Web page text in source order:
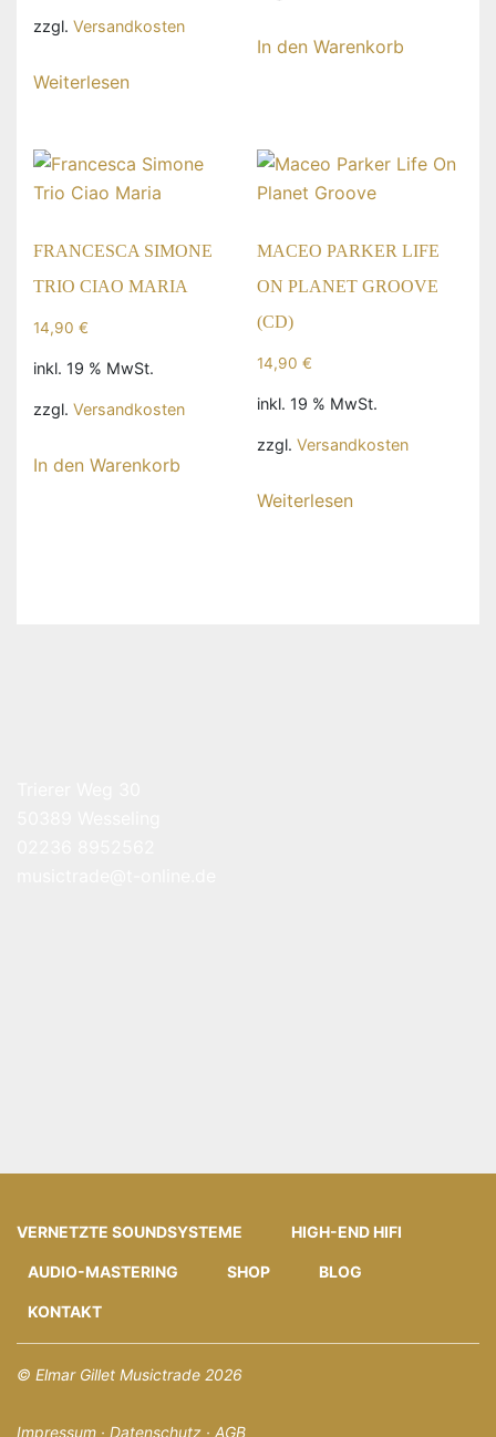
zzgl. Versandkosten
Weiterlesen
In den Warenkorb
FRANCESCA SIMONE
TRIO CIAO MARIA
14,90 €
inkl. 19 % MwSt.
zzgl. Versandkosten
In den Warenkorb
MACEO PARKER LIFE
ON PLANET GROOVE
(CD)
14,90 €
inkl. 19 % MwSt.
zzgl. Versandkosten
Weiterlesen
VERNETZTE SOUNDSYSTEME HIGH-END HIFI
AUDIO-MASTERING SHOP BLOG
KONTAKT
© Elmar Gillet Musictrade 2026
Impressum · Datenschutz · AGB